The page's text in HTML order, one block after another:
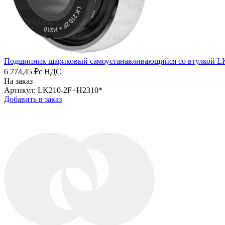
Подшипник шариковый самоустанавливающийся со втулкой
6 774,45 ₽с НДС
На заказ
Артикул: LK210-2F+H2310*
Добавить в заказ